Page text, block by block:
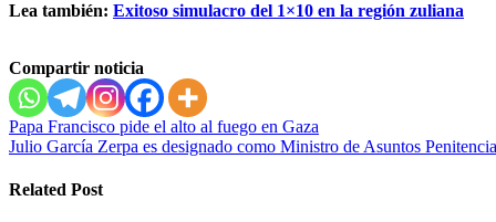
Lea también: Exitoso simulacro del 1×10 en la región zuliana
Compartir noticia
Navegación
de
entradas
Papa Francisco pide el alto al fuego en Gaza
Julio García Zerpa es designado como Ministro de Asuntos
Related Post